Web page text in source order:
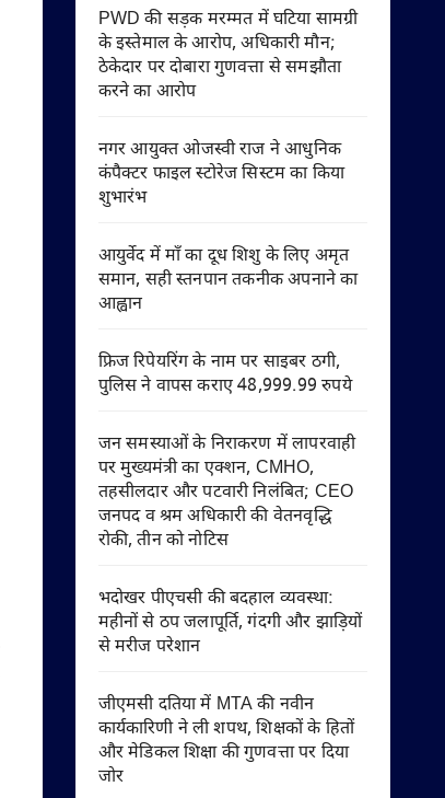
PWD की सड़क मरम्मत में घटिया सामग्री
के इस्तेमाल के आरोप, अधिकारी मौन;
ठेकेदार पर दोबारा गुणवत्ता से समझौता
करने का आरोप
नगर आयुक्त ओजस्वी राज ने आधुनिक
कंपैक्टर फाइल स्टोरेज सिस्टम का किया
शुभारंभ
आयुर्वेद में माँ का दूध शिशु के लिए अमृत
समान, सही स्तनपान तकनीक अपनाने का
आह्वान
फ्रिज रिपेयरिंग के नाम पर साइबर ठगी,
पुलिस ने वापस कराए 48,999.99 रुपये
जन समस्याओं के निराकरण में लापरवाही
पर मुख्यमंत्री का एक्शन, CMHO,
तहसीलदार और पटवारी निलंबित; CEO
जनपद व श्रम अधिकारी की वेतनवृद्धि
रोकी, तीन को नोटिस
भदोखर पीएचसी की बदहाल व्यवस्था:
महीनों से ठप जलापूर्ति, गंदगी और झाड़ियों
से मरीज परेशान
जीएमसी दतिया में MTA की नवीन
कार्यकारिणी ने ली शपथ, शिक्षकों के हितों
और मेडिकल शिक्षा की गुणवत्ता पर दिया
जोर